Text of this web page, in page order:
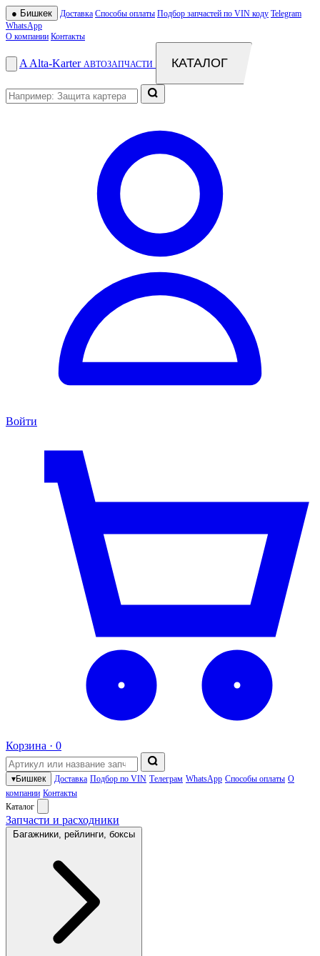
● Бишкек Доставка Способы оплаты Подбор запчастей по VIN коду Telegram
WhatsApp
О компании Контакты
A Alta-Karter АВТОЗАПЧАСТИ КАТАЛОГ
Войти
Корзина · 0
▾Бишкек Доставка Подбор по VIN Телеграм WhatsApp Способы оплаты О
компании Контакты
Каталог
Запчасти и расходники
Багажники, рейлинги, боксы